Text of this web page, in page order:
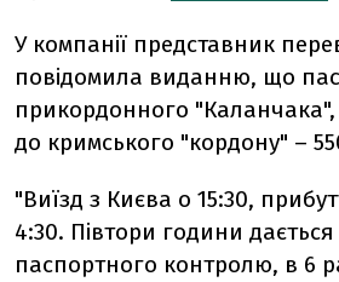
У компанії представник
повідомила виданню, що
прикордонного "Каланчака",
до кримського "кордону" –
"Виїзд з Києва о 15:30,
4:30. Півтори години
паспортного контролю, в 6